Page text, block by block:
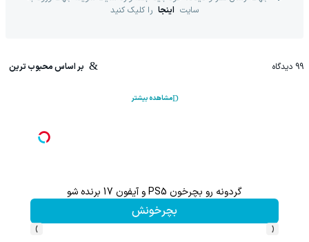
سایت اینجا را کلیک کنید
99 دیدگاه بر اساس محبوب ترین
مشاهده بیشتر
گردونه رو بچرخون PS5 و آیفون 17 برنده شو
بچرخونش
‹
›